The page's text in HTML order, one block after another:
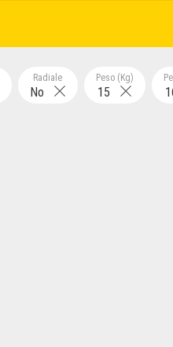
Peso (Kg)
15
Radiale
No